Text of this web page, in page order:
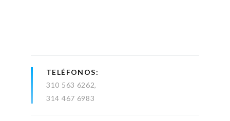
TELÉFONOS
310 563 6262
314 467 6983